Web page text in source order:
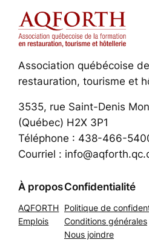
Association québécoise
restauration, tourisme et
3535, rue Saint-Denis
(Québec) H2X 3P1
Téléphone : 438-466-
Courriel :
À propos
AQFORTH
Emplois
Confidentialité
Politique de
Conditions générales
Nous joindre